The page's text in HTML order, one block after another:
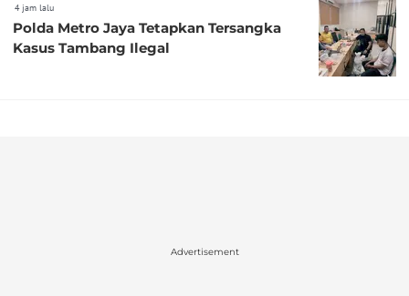
4 jam lalu
Polda Metro Jaya Tetapkan Tersangka
Kasus Tambang Ilegal
Advertisement